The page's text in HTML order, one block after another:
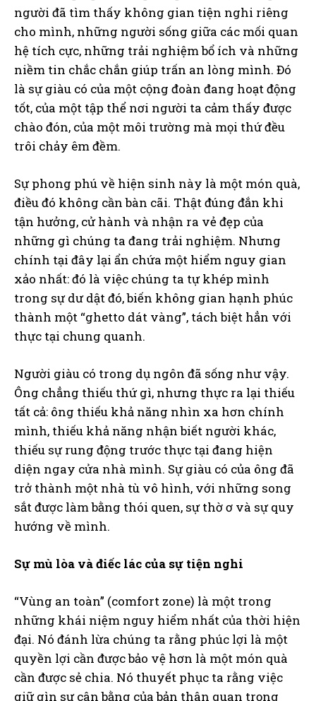
người đã tìm thấy không gian tiện nghi riêng
cho mình, những người sống giữa các mối quan
hệ tích cực, những trải nghiệm bổ ích và những
niềm tin chắc chắn giúp trấn an lòng mình. Đó
là sự giàu có của một cộng đoàn đang hoạt động
tốt, của một tập thể nơi người ta cảm thấy được
chào đón, của một môi trường mà mọi thứ đều
trôi chảy êm đềm.
Sự phong phú về hiện sinh này là một món quà,
điều đó không cần bàn cãi. Thật đúng đắn khi
tận hưởng, cử hành và nhận ra vẻ đẹp của
những gì chúng ta đang trải nghiệm. Nhưng
chính tại đây lại ẩn chứa một hiểm nguy gian
xảo nhất: đó là việc chúng ta tự khép mình
trong sự dư dật đó, biến không gian hạnh phúc
thành một “ghetto dát vàng”, tách biệt hẳn với
thực tại chung quanh.
Người giàu có trong dụ ngôn đã sống như vậy.
Ông chẳng thiếu thứ gì, nhưng thực ra lại thiếu
tất cả: ông thiếu khả năng nhìn xa hơn chính
mình, thiếu khả năng nhận biết người khác,
thiếu sự rung động trước thực tại đang hiện
diện ngay cửa nhà mình. Sự giàu có của ông đã
trở thành một nhà tù vô hình, với những song
sắt được làm bằng thói quen, sự thờ ơ và sự quy
hướng về mình.
Sự mù lòa và điếc lác của sự tiện nghi
“Vùng an toàn” (comfort zone) là một trong
những khái niệm nguy hiểm nhất của thời hiện
đại. Nó đánh lừa chúng ta rằng phúc lợi là một
quyền lợi cần được bảo vệ hơn là một món quà
cần được sẻ chia. Nó thuyết phục ta rằng việc
giữ gìn sự cân bằng của bản thân quan trọng